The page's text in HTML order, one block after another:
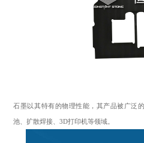
石墨以其特有的物理性能，其产品被广泛
池、扩散焊接、3D打印机等领域。